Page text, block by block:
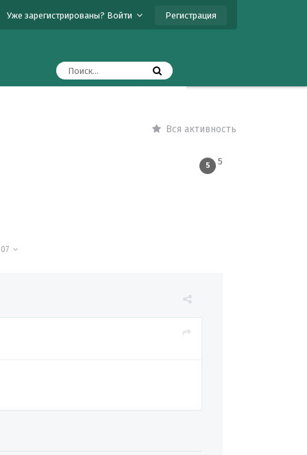
Уже зарегистрированы? Войти Регистрация
Вся активность
5
5